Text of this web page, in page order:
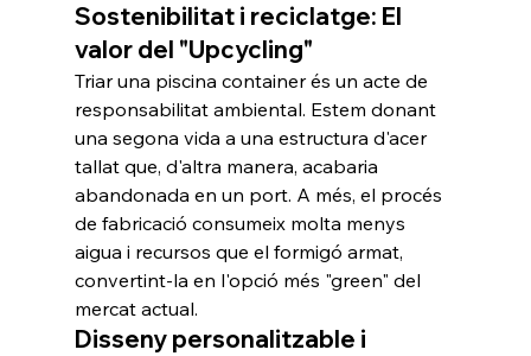
Sostenibilitat i reciclatge: El
valor del "Upcycling"
Triar una piscina container és un acte de
responsabilitat ambiental. Estem donant
una segona vida a una estructura d'acer
tallat que, d'altra manera, acabaria
abandonada en un port. A més, el procés
de fabricació consumeix molta menys
aigua i recursos que el formigó armat,
convertint-la en l'opció més "green" del
mercat actual.
Disseny personalitzable i